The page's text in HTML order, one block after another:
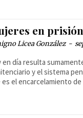
en
Licea González -
en día resulta
y el sistema
es el encarcelamiento